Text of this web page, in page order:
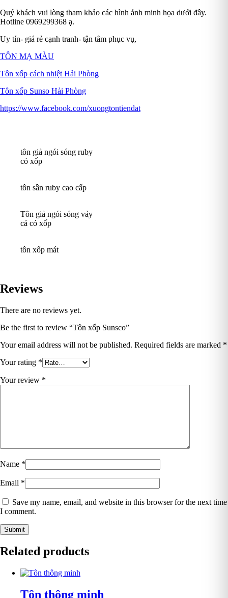
Quý khách vui lòng tham khảo các hình ảnh minh họa dưới đây.
Hotline 0969299368 ạ.
Uy tín- giá rẻ cạnh tranh- tận tâm phục vụ,
TÔN MẠ MÀU
Tôn xốp cách nhiệt Hải Phòng
Tôn xốp Sunso Hải Phòng
https://www.facebook.com/xuongtontiendat
tôn giả ngói sóng ruby
có xốp
tôn sần ruby cao cấp
Tôn giả ngói sóng vảy
cá có xốp
tôn xốp mát
Reviews
There are no reviews yet.
Be the first to review “Tôn xốp Sunsco”
Your email address will not be published. Required fields are marked *
Your rating *
Your review *
Name *
Email *
Save my name, email, and website in this browser for the next time
I comment.
Related products
Tôn thông minh